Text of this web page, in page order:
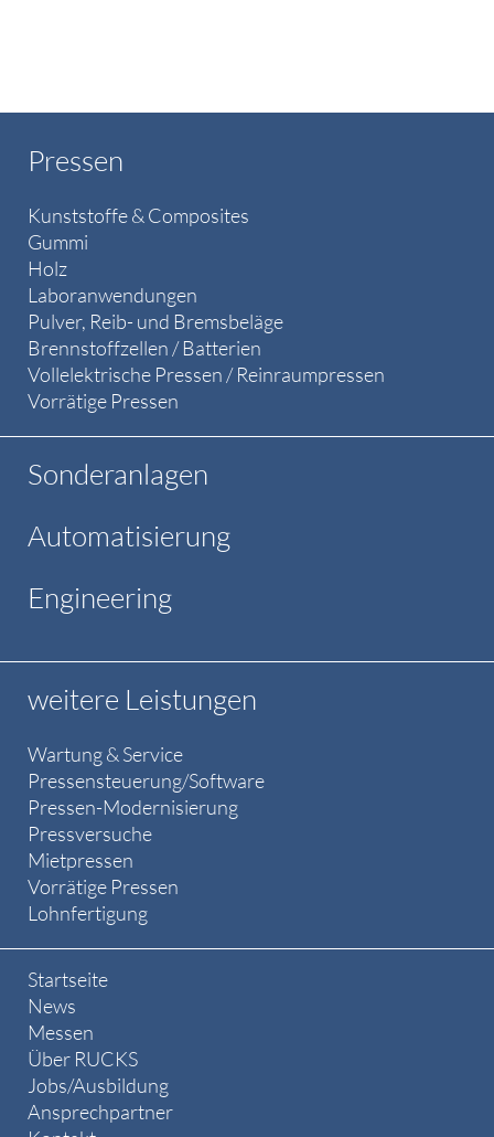
Pressen
Kunststoffe & Composites
Gummi
Holz
Laboranwendungen
Pulver, Reib- und Bremsbeläge
Brennstoffzellen / Batterien
Vollelektrische Pressen / Reinraumpressen
Vorrätige Pressen
Sonderanlagen
Automatisierung
Engineering
weitere Leistungen
Wartung & Service
Pressensteuerung/Software
Pressen-Modernisierung
Pressversuche
Mietpressen
Vorrätige Pressen
Lohnfertigung
Startseite
News
Messen
Über RUCKS
Jobs/Ausbildung
Ansprechpartner